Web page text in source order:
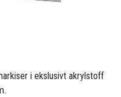
i ekslusivt akrylstoff